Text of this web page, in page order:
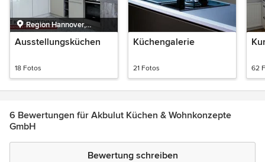
Region Hannover,
Niedersachsen,
Deutschland
Ausstellungsküchen
18 Fotos
Küchengalerie
21 Fotos 62
6 Bewertungen für Akbulut Küchen & Wohnkonzepte
GmbH
Bewertung schreiben